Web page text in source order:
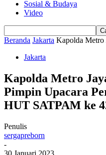
Sosial & Budaya
Video
Beranda Jakarta Kapolda Metro
Jakarta
Kapolda Metro
Pimpin Upacara
HUT SATPAM ke
Penulis
sergapreborn
-
30 Januari 2023